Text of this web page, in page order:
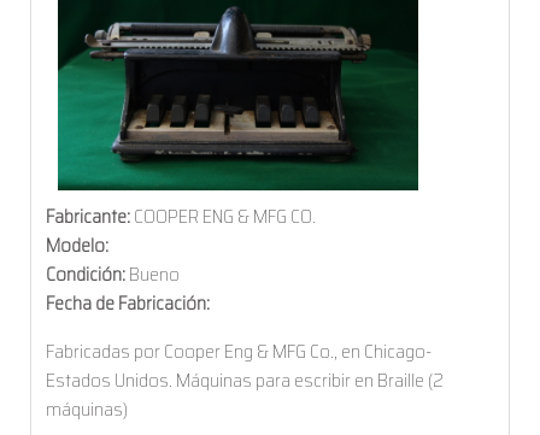
Fabricante:COOPER ENG & MFG CO.
Modelo:
Condición:Bueno
Fecha de Fabricación:
Fabricadas por Cooper Eng & MFG Co., en Chicago-
Estados Unidos. Máquinas para escribir en Braille (2
máquinas)